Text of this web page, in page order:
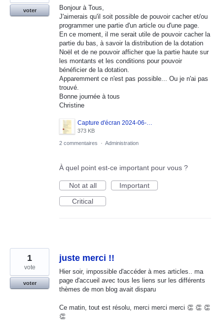
Bonjour à Tous,
J'aimerais qu'il soit possible de pouvoir cacher et/ou
programmer une partie d'un article ou d'une page.
En ce moment, il me serait utile de pouvoir cacher la
partie du bas, à savoir la distribution de la dotation
Noël et de ne pouvoir afficher que la partie haute sur
les montants et les conditions pour pouvoir
bénéficier de la dotation.
Apparemment ce n'est pas possible... Ou je n'ai pas
trouvé.
Bonne journée à tous
Christine
Capture d'écran 2024-06-19 083141.png
373 KB
voter
2 commentaires · Administration
À quel point est-ce important pour vous ?
Not at all
Important
Critical
juste merci !!
Hier soir, impossible d'accéder à mes articles.. ma
page d'accueil avec tous les liens sur les différents
thèmes de mon blog avait disparu
Ce matin, tout est résolu, merci merci merci 👏 👏 👏
👏
1
vote
voter